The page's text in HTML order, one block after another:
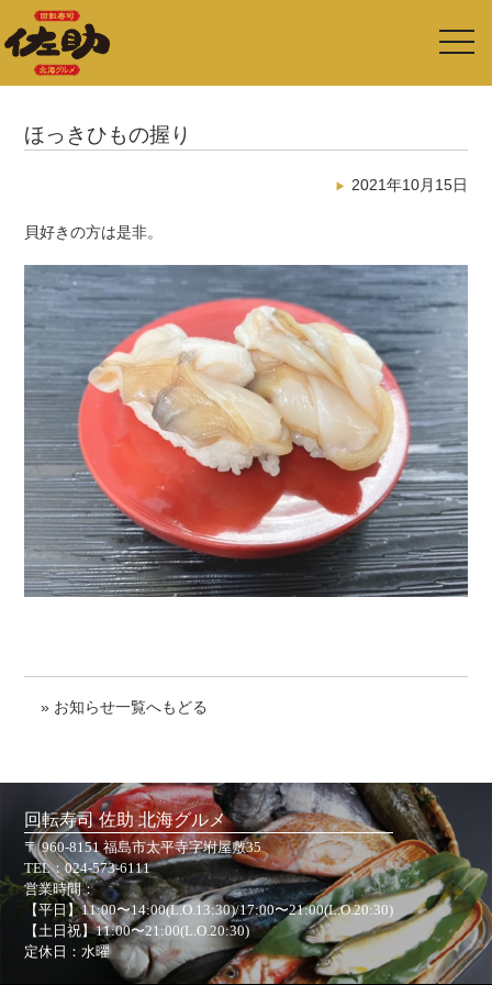
ほっきひもの握り
2021年10月15日
貝好きの方は是非。
» お知らせ一覧へもどる
回転寿司 佐助 北海グルメ
〒 960-8151 福島市太平寺字坿屋敷35
TEL：024-573-6111
営業時間：
【平日】11:00〜14:00(L.O.13:30)/17:00〜21:00(L.O.20:30)
【土日祝】11:00〜21:00(L.O.20:30)
定休日：水曜